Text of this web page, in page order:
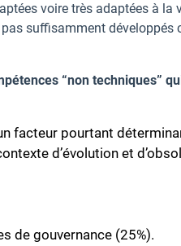
voire très adaptées à la
suffisamment développés
“non techniques”
facteur pourtant
d’évolution et
de gouvernance (25%).